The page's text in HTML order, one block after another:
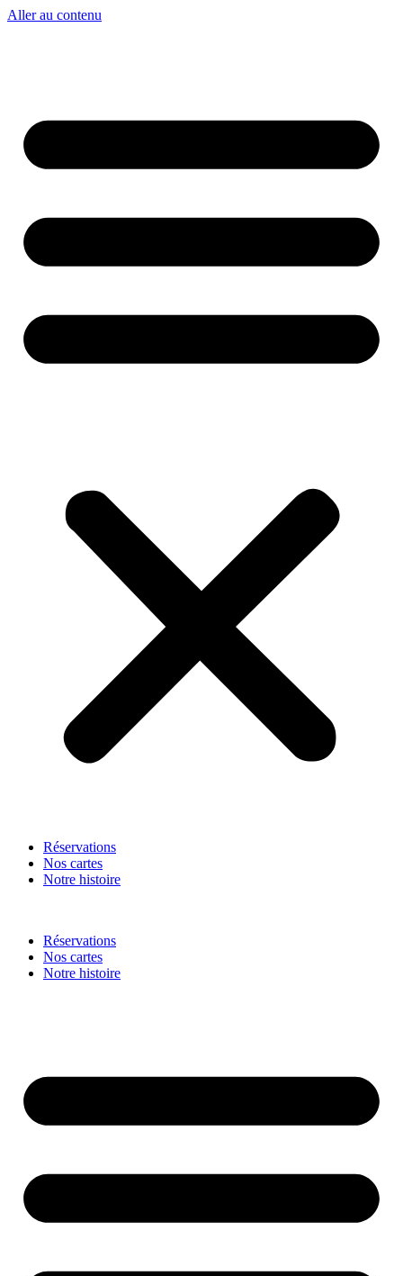
Aller au contenu
Réservations
Nos cartes
Notre histoire
Réservations
Nos cartes
Notre histoire